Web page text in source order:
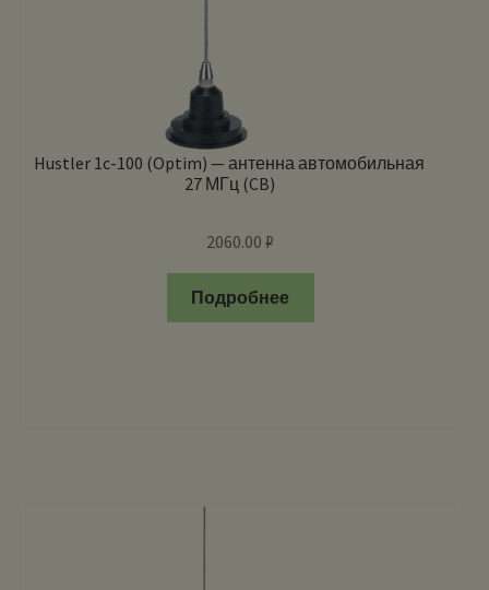
Hustler 1c-100 (Optim) — антенна автомобильная
27 МГц (CB)
2060.00₽
Подробнее